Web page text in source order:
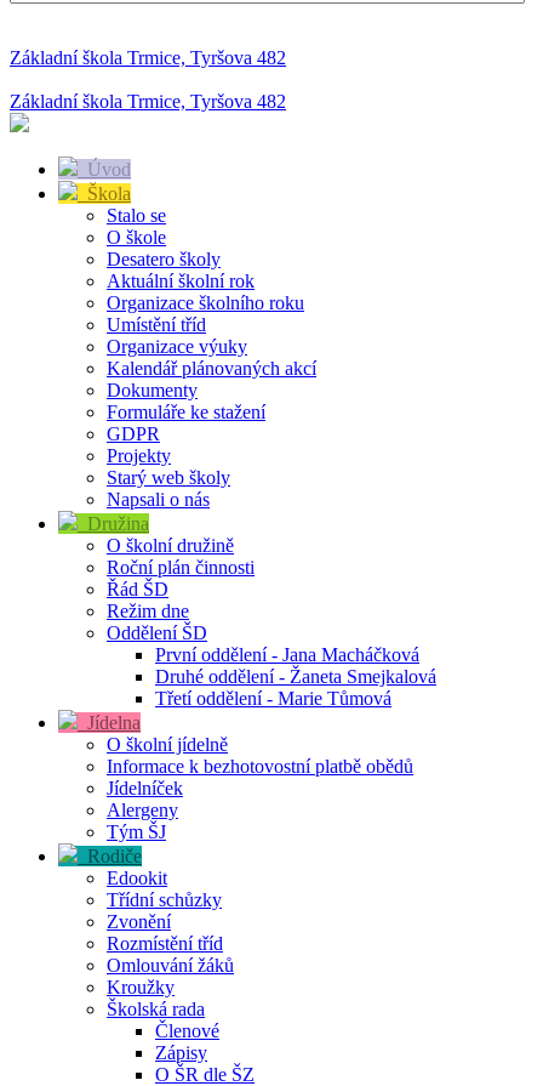
Základní škola Trmice, Tyršova 482
Základní škola Trmice, Tyršova 482
Úvod
Škola
Stalo se
O škole
Desatero školy
Aktuální školní rok
Organizace školního roku
Umístění tříd
Organizace výuky
Kalendář plánovaných akcí
Dokumenty
Formuláře ke stažení
GDPR
Projekty
Starý web školy
Napsali o nás
Družina
O školní družině
Roční plán činnosti
Řád ŠD
Režim dne
Oddělení ŠD
První oddělení - Jana Macháčková
Druhé oddělení - Žaneta Smejkalová
Třetí oddělení - Marie Tůmová
Jídelna
O školní jídelně
Informace k bezhotovostní platbě obědů
Jídelníček
Alergeny
Tým ŠJ
Rodiče
Edookit
Třídní schůzky
Zvonění
Rozmístění tříd
Omlouvání žáků
Kroužky
Školská rada
Členové
Zápisy
O ŠR dle ŠZ